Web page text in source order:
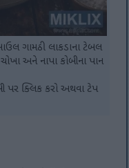
ગામઠી લાકડાના ટેબલ
અને નાપા કોબીના પાન
પર ક્લિક કરો અથવા ટેપ